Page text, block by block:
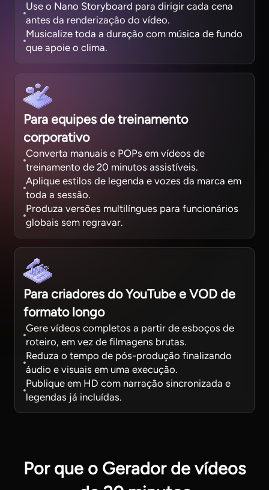
Use o Nano Storyboard para dirigir cada cena
antes da renderização do vídeo.
Musicalize toda a duração com música de fundo
que apoie o clima.
Para equipes de treinamento
corporativo
Converta manuais e POPs em vídeos de
treinamento de 20 minutos assistíveis.
Aplique estilos de legenda e vozes da marca em
toda a sessão.
Produza versões multilíngues para funcionários
globais sem regravar.
Para criadores do YouTube e VOD de
formato longo
Gere vídeos completos a partir de esboços de
roteiro, em vez de filmagens brutas.
Reduza o tempo de pós-produção finalizando
áudio e visuais em uma execução.
Publique em HD com narração sincronizada e
legendas já incluídas.
Por que o Gerador de vídeos